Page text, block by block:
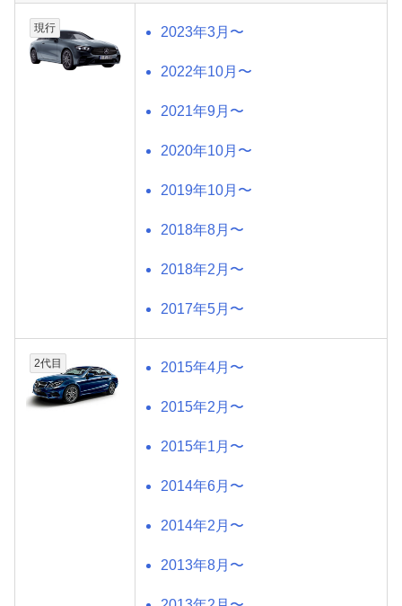
現行 2023年3月〜
2022年10月〜
2021年9月〜
2020年10月〜
2019年10月〜
2018年8月〜
2018年2月〜
2017年5月〜
2代目 2015年4月〜
2015年2月〜
2015年1月〜
2014年6月〜
2014年2月〜
2013年8月〜